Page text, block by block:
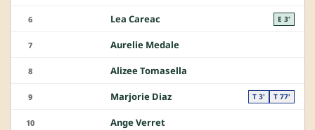
6 Lea Careac E 3'
7 Aurelie Medale
8 Alizee Tomasella
9 Marjorie Diaz T 3' T 77'
10 Ange Verret